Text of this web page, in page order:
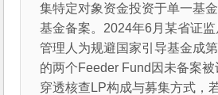
集特定对象资金投资于单一基
基金备案。2024年6月某省证监
管理人为规避国家引导基金成
的两个Feeder Fund因未备案
穿透核查LP构成与募集方式，